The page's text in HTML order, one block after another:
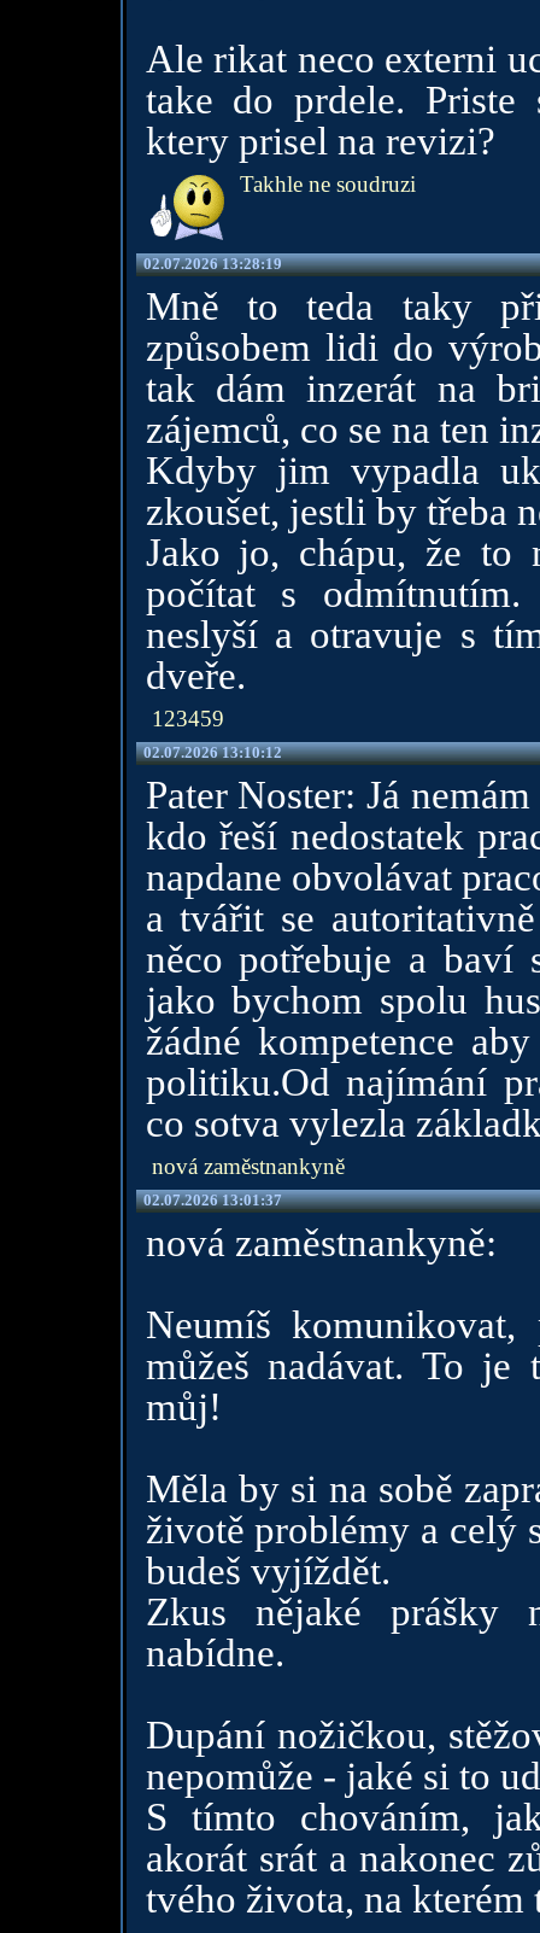
Ale rikat neco externi
take do prdele.
ktery prisel na revizi?
Takhle ne soudruzi
02.07.2026 13:28:19
Mně to teda taky
způsobem lidi do
tak dám inzerát na
zájemců, co se na ten
Kdyby jim vypadla
zkoušet, jestli by třeba
Jako jo, chápu, že to
počítat s
neslyší a otravuje s
dveře.
123459
02.07.2026 13:10:12
Pater Noster: Já
kdo řeší nedostatek
napdane obvolávat
a tvářit se
něco potřebuje a baví
jako bychom spolu
žádné kompetence
politiku.Od najímání
co sotva vylezla
nová zaměstnankyně
02.07.2026 13:01:37
nová zaměstnankyně:
Neumíš
můžeš nadávat. To
můj!
Měla by si na sobě
životě problémy a celý
budeš vyjíždět.
Zkus nějaké prášky
nabídne.
Dupání nožičkou,
nepomůže - jaké si to
S tímto chováním,
akorát srát a nakonec
tvého života, na